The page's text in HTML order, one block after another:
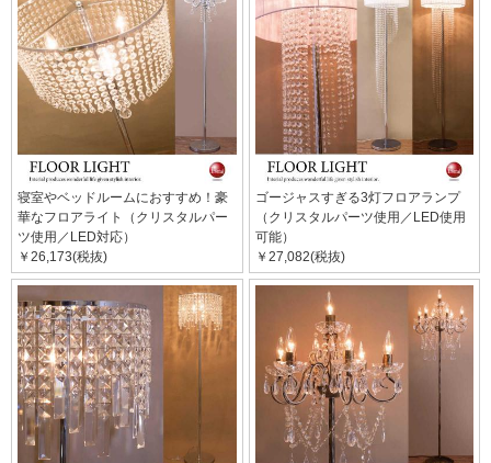
寝室やベッドルームにおすすめ！豪
華なフロアライト（クリスタルパー
ツ使用／LED対応）
￥26,173(税抜)
ゴージャスすぎる3灯フロアランプ
（クリスタルパーツ使用／LED使用
可能）
￥27,082(税抜)